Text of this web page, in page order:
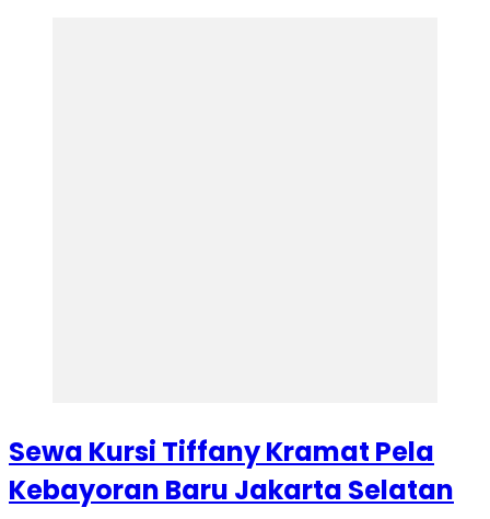
Sewa Kursi Tiffany Kramat Pela
Kebayoran Baru Jakarta Selatan